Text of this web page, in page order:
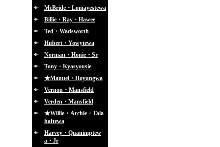
McBride・Lomayestewa
Billie・Ray・Hawee
Ted・Wadsworth
Hubert・Yowytewa
Norman・Honie・Sr
Tony・Kyasyousie
★Manuel・Hoyungwa
Vernon・Mansfield
Verden・Mansfield
★Willie・Archie・Tala
haftewa
Harvey・Quanimptew
a・Jr